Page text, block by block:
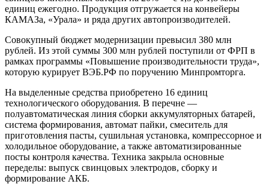
единиц ежегодно. Продукция отгружается на конвейеры
КАМАЗа, «Урала» и ряда других автопроизводителей.
Совокупный бюджет модернизации превысил 380 млн
рублей. Из этой суммы 300 млн рублей поступили от ФРП в
рамках программы «Повышение производительности труда»,
которую курирует ВЭБ.РФ по поручению Минпромторга.
На выделенные средства приобретено 16 единиц
технологического оборудования. В перечне —
полуавтоматическая линия сборки аккумуляторных батарей,
система формирования, автомат пайки, смеситель для
приготовления пасты, сушильная установка, компрессорное и
холодильное оборудование, а также автоматизированные
посты контроля качества. Техника закрыла основные
переделы: выпуск свинцовых электродов, сборку и
формирование АКБ.